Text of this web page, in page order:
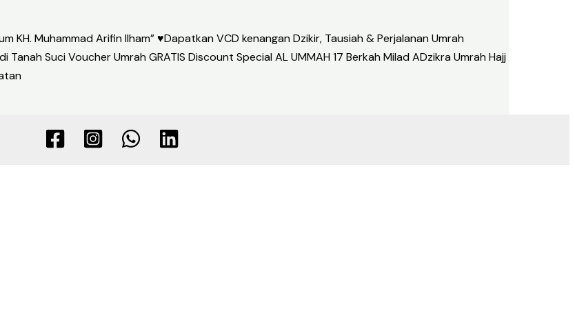
KH. Muhammad Arifin Ilham” ♥Dapatkan VCD kenangan Dzikir, Tausiah & Perjalanan Umrah
Suci Voucher Umrah GRATIS Discount Special AL UMMAH 17 Berkah Milad ADzikra Umrah Hajj